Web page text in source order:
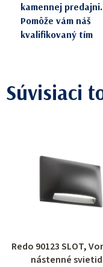
kamennej predajni.
Pomôže vám náš
kvalifikovaný tím
Súvisiaci
Redo 90123 SLOT,
nástenné